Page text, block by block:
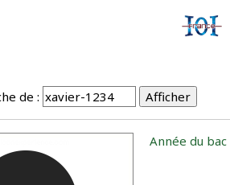
de :
Année du bac